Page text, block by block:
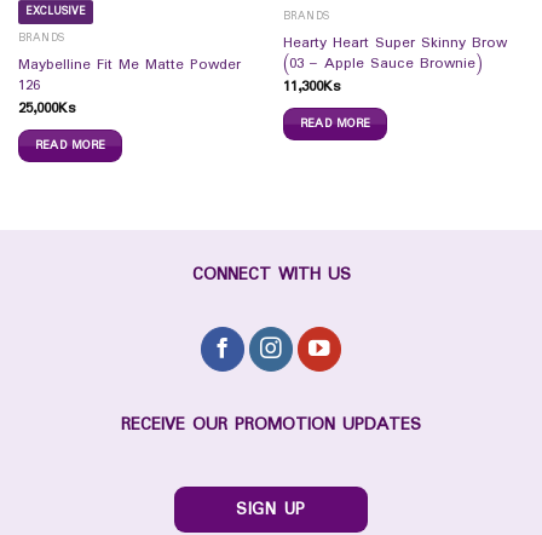
EXCLUSIVE
BRANDS
Maybelline Fit Me Matte Powder
126
25,000Ks
READ MORE
BRANDS
Hearty Heart Super Skinny Brow
(03 – Apple Sauce Brownie)
11,300Ks
READ MORE
CONNECT WITH US
RECEIVE OUR PROMOTION UPDATES
SIGN UP